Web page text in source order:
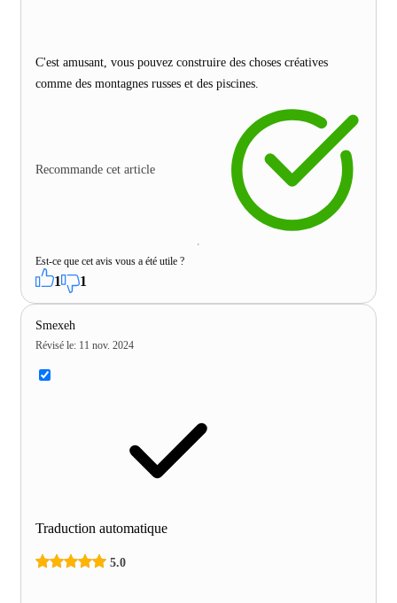
C'est amusant, vous pouvez construire des choses créatives
comme des montagnes russes et des piscines.
Recommande cet article
Est-ce que cet avis vous a été utile ?
1 1
Smexeh
Révisé le: 11 nov. 2024
Traduction automatique
5.0